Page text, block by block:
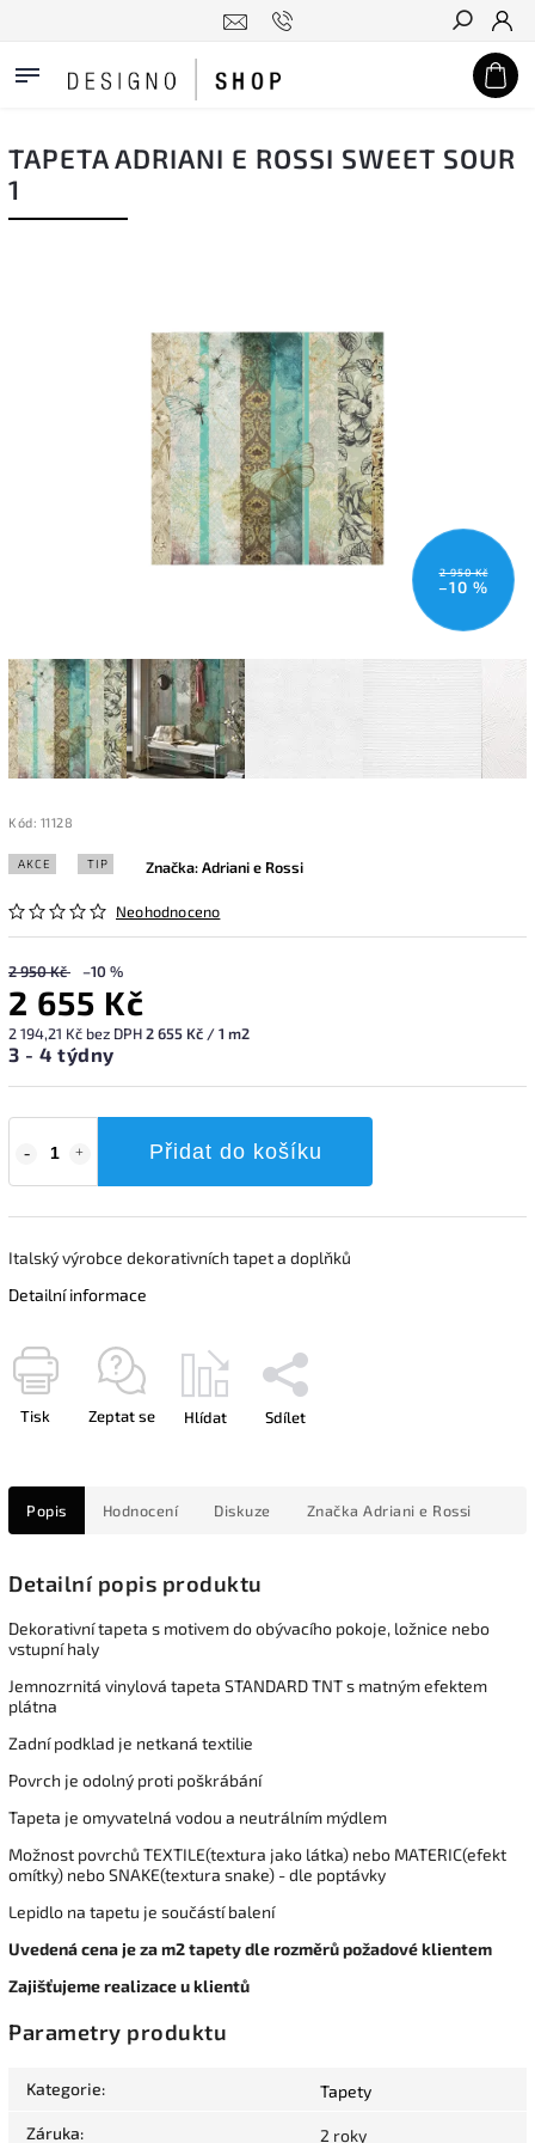
Hledat
TAPETA ADRIANI E ROSSI SWEET SOUR
1
2 950 Kč
–10 %
Kód: 11128
AKCE TIP
Neohodnoceno
Značka:Adriani e Rossi
2 950 Kč –10 %
2 655 Kč
2 194,21 Kč bez DPH2 655 Kč / 1 m2
3 - 4 týdny
Přidat do košíku
Italský výrobce dekorativních tapet a doplňků
Detailní informace
Tisk Zeptat se Hlídat Sdílet
Popis Hodnocení Diskuze Značka Adriani e Rossi
Detailní popis produktu
Dekorativní tapeta s motivem do obývacího pokoje, ložnice nebo
vstupní haly
Jemnozrnitá vinylová tapeta STANDARD TNT s matným efektem
plátna
Zadní podklad je netkaná textilie
Povrch je odolný proti poškrábání
Tapeta je omyvatelná vodou a neutrálním mýdlem
Možnost povrchů TEXTILE(textura jako látka) nebo MATERIC(efekt
omítky) nebo SNAKE(textura snake) - dle poptávky
Lepidlo na tapetu je součástí balení
Uvedená cena je za m2 tapety dle rozměrů požadové klientem
Zajišťujeme realizace u klientů
Parametry produktu
Kategorie: Tapety
Záruka: 2 roky